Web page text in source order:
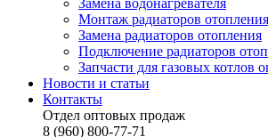
Замена водонагревателя
Монтаж радиаторов отопления
Замена радиаторов отопления
Подключение радиаторов
Запчасти для газовых котлов
Новости и статьи
Контакты
Отдел оптовых продаж
8 (960) 800-77-71